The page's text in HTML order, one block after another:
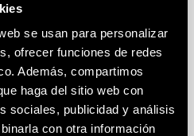
se usan para personalizar
ofrecer funciones de redes
Además, compartimos
haga del sitio web con
sociales, publicidad y análisis
con otra información